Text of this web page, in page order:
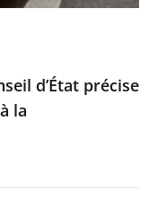
d’État précise
la